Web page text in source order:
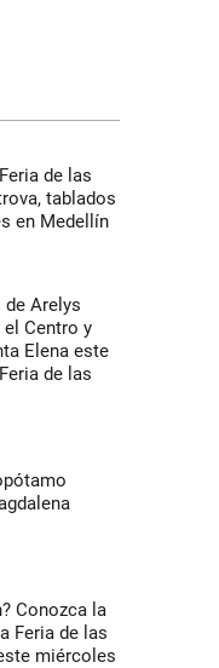
de las
tablados
en Medellín
Arelys
el Centro y
Elena este
de las
Conozca la
Feria de las
miércoles